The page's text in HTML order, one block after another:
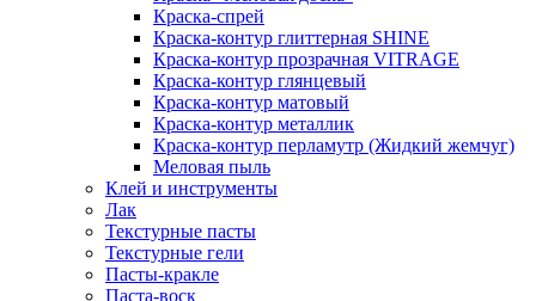
Краска-спрей
Краска-контур глиттерная SHINE
Краска-контур прозрачная VITRAGE
Краска-контур глянцевый
Краска-контур матовый
Краска-контур металлик
Краска-контур перламутр (Жидкий жемчуг)
Меловая пыль
Клей и инструменты
Лак
Текстурные пасты
Текстурные гели
Пасты-кракле
Паста-воск